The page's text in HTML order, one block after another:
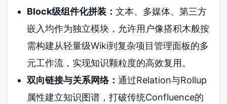
Block级组件化拼装： 文本、多媒体、第三方
嵌入均作为独立模块，允许用户像搭积木般按
需构建从轻量级Wiki到复杂项目管理面板的多
元工作流，实现知识颗粒度的高效复用。
双向链接与关系网络： 通过Relation与Rollup
属性建立知识图谱，打破传统Confluence的